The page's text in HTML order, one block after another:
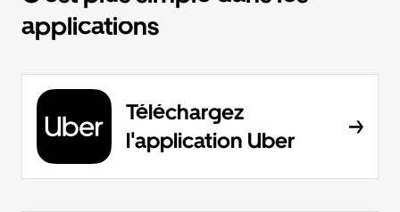
applications
Téléchargez
l'application Uber